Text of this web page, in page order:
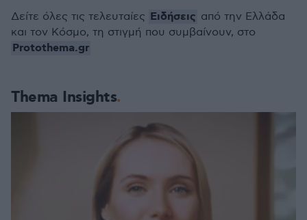
Thema Insights
Δείτε όλες τις τελευταίες Ειδήσεις από την Ελλάδα
και τον Κόσμο, τη στιγμή που συμβαίνουν, στο
Protothema.gr